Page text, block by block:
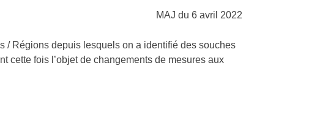
MAJ du 6 avril 2022
/ Régions depuis lesquels on a identifié des souches
cette fois l’objet de changements de mesures aux